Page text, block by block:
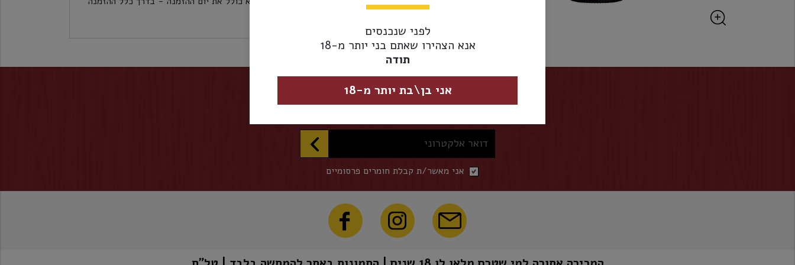
השארו מעודכנים
דואר אלקטרוני
אני מאשר/ת קבלת חומרים פרסומיים
לפני שנכנסים
אנא הצהירו שאתם בני יותר מ-18
תודה
אני בן\בת יותר מ-18